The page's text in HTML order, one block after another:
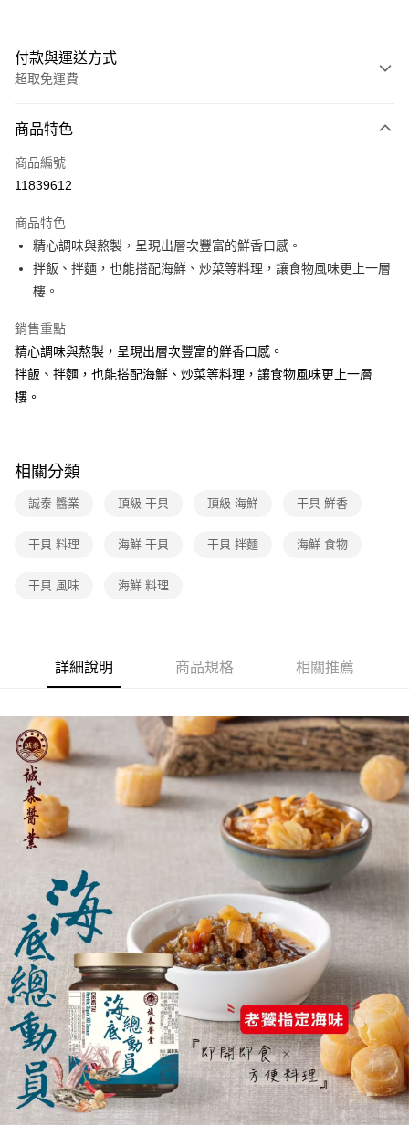
付款與運送方式
超取免運費
全家線上支付
超商取貨付款
運送方式
全家取貨付款
免運費
免運費
商品特色
商品編號
11839612
商品特色
精心調味與熬製，呈現出層次豐富的鮮香口感。
拌飯、拌麵，也能搭配海鮮、炒菜等料理，讓食物風味更上一層
樓。
銷售重點
精心調味與熬製，呈現出層次豐富的鮮香口感。
拌飯、拌麵，也能搭配海鮮、炒菜等料理，讓食物風味更上一層
樓。
相關分類
誠泰 醬業 頂級 干貝 頂級 海鮮 干貝 鮮香
干貝 料理 海鮮 干貝 干貝 拌麵 海鮮 食物
干貝 風味 海鮮 料理
詳細說明 商品規格 相關推薦